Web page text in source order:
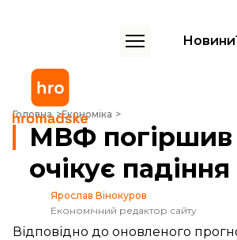
Новини
Головна Економіка
МВФ погіршив прогноз для економіки
МВФ погіршив
очікує
Ярослав Вінокуров
Економічний редактор сайту
Відповідно до оновленого